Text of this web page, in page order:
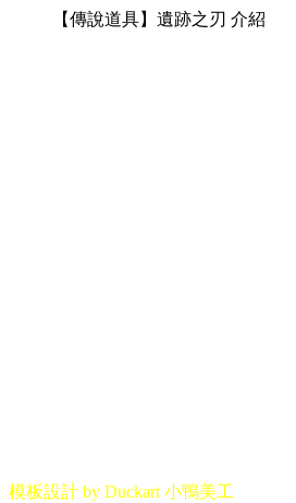
【傳說道具】遺跡之刃 介紹
模板設計 by Duckart 小鴨美工